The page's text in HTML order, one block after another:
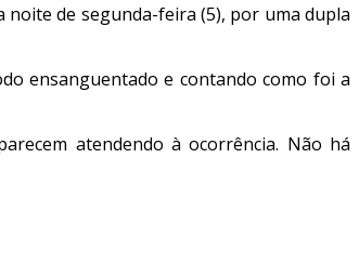
noite de segunda-feira (5), por uma dupla
ensanguentado e contando como foi a
atendendo à ocorrência. Não há